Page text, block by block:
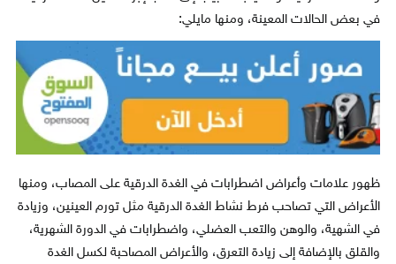
في بعض الحالات المعينة، ومنها مايلي:
ظهور علامات وأعراض اضطرابات في الغدة الدرقية على المصاب، ومنها
الأعراض التي تصاحب فرط نشاط الغدة الدرقية مثل تورم العينين، وزيادة
في الشهية، والوهن والتعب العضلي، واضطرابات في الدورة الشهرية،
والقلق بالإضافة إلى زيادة التعرق، والأعراض المصاحبة لكسل الغدة